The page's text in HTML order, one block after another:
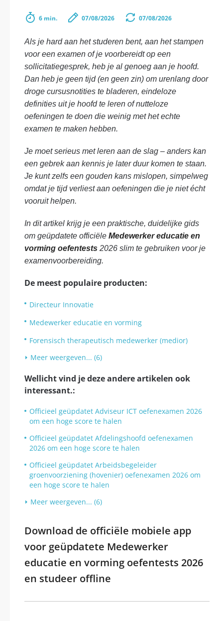
6 min. 07/08/2026 07/08/2026
Als je hard aan het studeren bent, aan het stampen
voor een examen of je voorbereidt op een
sollicitatiegesprek, heb je al genoeg aan je hoofd.
Dan heb je geen tijd (en geen zin) om urenlang door
droge cursusnotities te bladeren, eindeloze
definities uit je hoofd te leren of nutteloze
oefeningen te doen die weinig met het echte
examen te maken hebben.
Je moet serieus met leren aan de slag – anders kan
een gebrek aan kennis je later duur komen te staan.
Je kunt zelfs een gouden kans mislopen, simpelweg
omdat je tijd verliest aan oefeningen die je niet écht
vooruit helpen.
In dit artikel krijg je een praktische, duidelijke gids
om geüpdatete officiële Medewerker educatie en
vorming oefentests 2026 slim te gebruiken voor je
examenvoorbereiding.
De meest populaire producten:
Directeur Innovatie
Medewerker educatie en vorming
Forensisch therapeutisch medewerker (medior)
Meer weergeven... (6)
Wellicht vind je deze andere artikelen ook
interessant.:
Officieel geüpdatet Adviseur ICT oefenexamen 2026
om een hoge score te halen
Officieel geüpdatet Afdelingshoofd oefenexamen
2026 om een hoge score te halen
Officieel geüpdatet Arbeidsbegeleider
groenvoorziening (hovenier) oefenexamen 2026 om
een hoge score te halen
Meer weergeven... (6)
Download de officiële mobiele app
voor geüpdatete Medewerker
educatie en vorming oefentests 2026
en studeer offline